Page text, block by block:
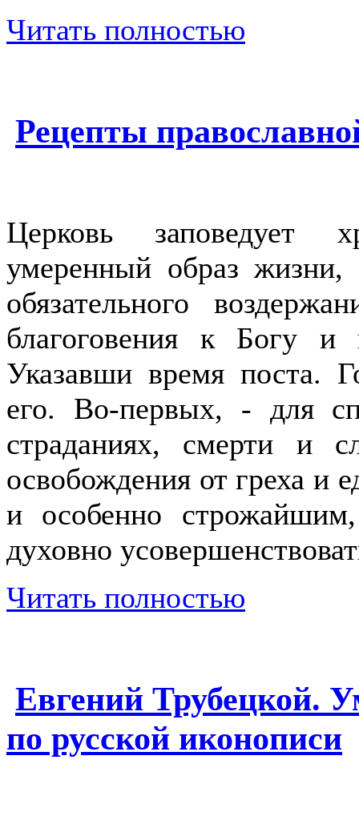
Читать полностью
Рецепты
Церковь заповедует
умеренный образ
обязательного
благоговения к Богу и
Указавши время поста.
его. Во-первых, - для
страданиях, смерти и
освобождения от греха и
и особенно
духовно
Читать полностью
Евгений Трубецкой.
по русской иконописи